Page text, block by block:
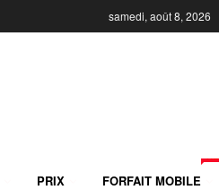
samedi, août 8, 2026
PRIX FORFAIT MOBILE